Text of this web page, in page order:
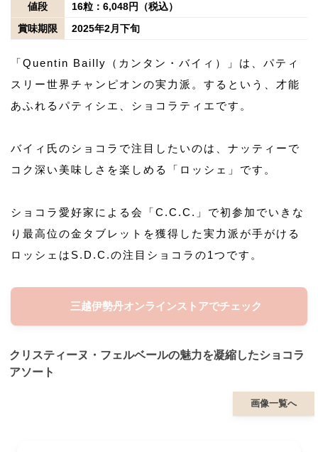
値段
16粒：6,048円（税込）
賞味期限
2025年2月下旬
「Quentin Bailly（カンタン・バイィ）」は、パティ
スリー世界チャンピオンの実力派。するという、才能
あふれるパティシエ、ショコラティエです。
バイィ氏のショコラで注目したいのは、ナッティーで
コク深い美味しさを楽しめる「ロッシェ」です。
ショコラ愛好家による会「C.C.C.」で初参加でいきな
り最高位の金タブレットを獲得した実力派が手がける
ロッシェはS.D.C.の注目ショコラの1つです。
三越伊勢丹オンラインストアでチェック
クリスティーヌ・フェルベールの魅力を凝縮したショコラ
アソート
画像一覧へ